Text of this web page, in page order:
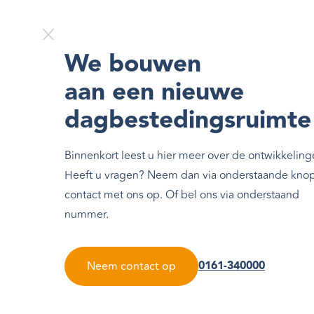
We bouwen
aan een nieuwe
dagbestedingsruimte
Binnenkort leest u hier meer over de
Heeft u vragen? Neem dan via onderstaande
contact met ons op. Of bel ons via onderstaand
nummer.
Neem contact op 0161-340000